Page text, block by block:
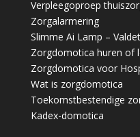
Verpleegoproep
Zorgalarmering
Slimme Ai Lamp –
Zorgdomotica huren of
Zorgdomotica voor
Wat is zorgdomotica
Toekomstbestendige
Kadex-domotica